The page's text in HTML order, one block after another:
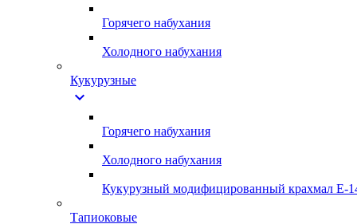
Горячего набухания
Холодного набухания
Кукурузные
expand_more
Горячего набухания
Холодного набухания
Кукурузный модифицированный крахмал Е-
Тапиоковые